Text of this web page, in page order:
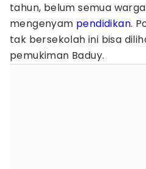
tahun, belum semua
mengenyam pendidikan.
tak bersekolah ini bisa
pemukiman Baduy.